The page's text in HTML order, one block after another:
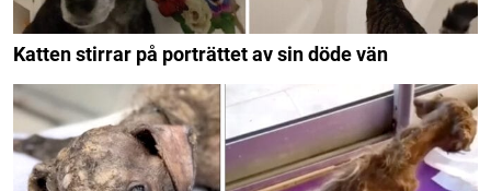
Katten stirrar på porträttet av sin döde vän